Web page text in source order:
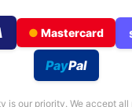
● Mastercard
PayPal
is our priority. We accept